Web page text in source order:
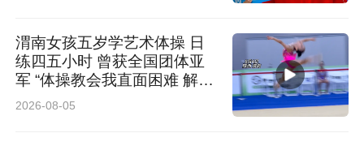
力量。丈八街道将以此次先进事迹为契机，广泛
宣传学习身边好人好事，充分发挥先进典型示范
引领作用，持续营造见贤思齐、崇德向善、诚信
渭南女孩五岁学艺术体操 日
练四五小时 曾获全国团体亚
军 “体操教会我直面困难 解决
困难”
2026-08-05